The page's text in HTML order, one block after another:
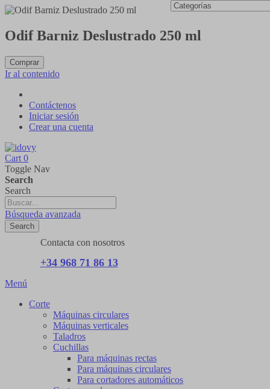
Odif Barniz Deslustrado 250 ml
Comprar
Ir al contenido
Contáctenos
Iniciar sesión
Crear una cuenta
Cart 0
Toggle Nav
Search
Search
Búsqueda avanzada
Search
Contacta con nosotros
+34 968 71 86 13
Menú
Corte
Máquinas circulares
Máquinas verticales
Taladros
Cuchillas
Para máquinas rectas
Para máquinas circulares
Para cortadores automáticos